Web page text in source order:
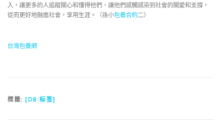
入，讓更多的人追蹤關心和懂得他們，讓他們感觸感染到社會的關愛和支撐，
從而更好地融進社會，享用生涯。（孫小包養合約二）
台灣包養網
標籤: [DB:标签]